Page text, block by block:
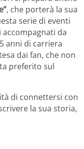
, che porterà la sua
serie di eventi
da
anni di carriera
dai fan, che non
preferito sul
di connettersi con
la sua storia,